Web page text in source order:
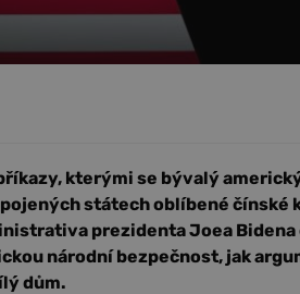
kterými se bývalý
státech oblíbené čínské
prezidenta Joea
národní bezpečnost, jak
dům.